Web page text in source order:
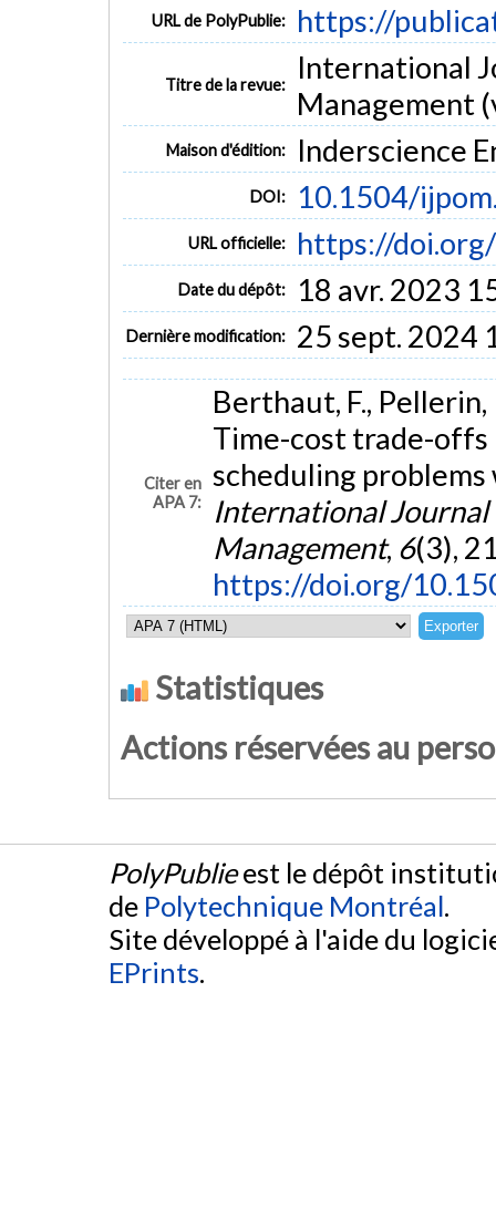
URL de PolyPublie: https://
Titre de la revue:
International
Management
Maison d'édition: Inderscience
DOI: 10.1504/
URL officielle: https://
Date du dépôt: 18 avr. 2023
Dernière modification: 25 sept. 2024
Citer en
APA 7:
Berthaut, F., Pellerin,
Time-cost trade-
scheduling
International
Management, 6(3),
https://doi.org/
Statistiques
Actions réservées au
PolyPublieest le dépôt
de Polytechnique Montréal.
Site développé à l'aide du
EPrints.